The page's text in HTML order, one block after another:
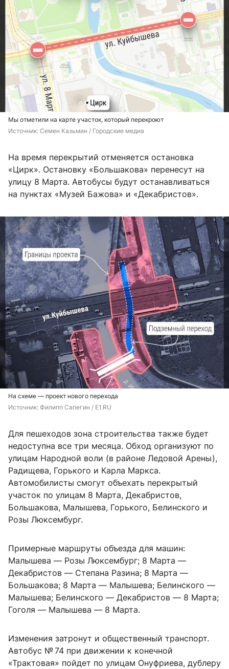
Мы отметили на карте участок, который перекроют
Источник: Семен Казьмин / Городские медиа
На время перекрытий отменяется остановка
«Цирк». Остановку «Большакова» перенесут на
улицу 8 Марта. Автобусы будут останавливаться
на пунктах «Музей Бажова» и «Декабристов».
На схеме — проект нового перехода
Источник: Филипп Сапегин / Е1.RU
Для пешеходов зона строительства также будет
недоступна все три месяца. Обход организуют по
улицам Народной воли (в районе Ледовой Арены),
Радищева, Горького и Карла Маркса.
Автомобилисты смогут объехать перекрытый
участок по улицам 8 Марта, Декабристов,
Большакова, Малышева, Горького, Белинского и
Розы Люксембург.
Примерные маршруты объезда для машин:
Малышева — Розы Люксембург; 8 Марта —
Декабристов — Степана Разина; 8 Марта —
Большакова; 8 Марта — Малышева; Белинского —
Малышева; Белинского — Декабристов — 8 Марта;
Гоголя — Малышева — 8 Марта.
Изменения затронут и общественный транспорт.
Автобус № 74 при движении к конечной
«Трактовая» пойдет по улицам Онуфриева, дублеру